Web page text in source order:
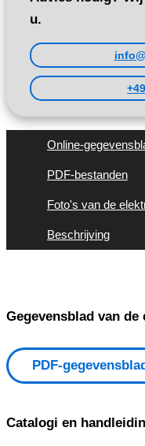
u.
Online-
PDF-bestanden
Foto's van de
Beschrijving
Gegevensblad van
PDF-gegevensblad
Catalogi en